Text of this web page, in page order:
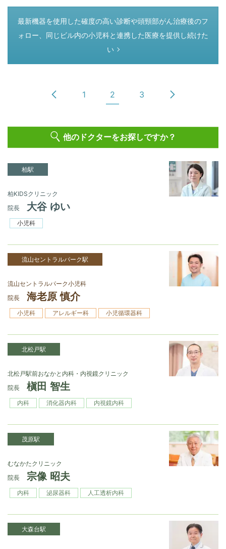
つぎのページ
最新機器を使用した確度の高い診断や頭頸部がん治療後のフ
ォロー、同じビル内の小児科と連携した医療を提供し続けた
い
1 2 3
他のドクターをお探しですか？
柏駅
柏KIDSクリニック
院長
大谷 ゆい
小児科
流山セントラルパーク駅
流山セントラルパーク小児科
院長
海老原 慎介
小児科 アレルギー科 小児循環器科
北松戸駅
北松戸駅前おなかと内科・内視鏡クリニック
院長
槇田 智生
内科 消化器内科 内視鏡内科
茂原駅
むなかたクリニック
院長
宗像 昭夫
内科 泌尿器科 人工透析内科
大森台駅